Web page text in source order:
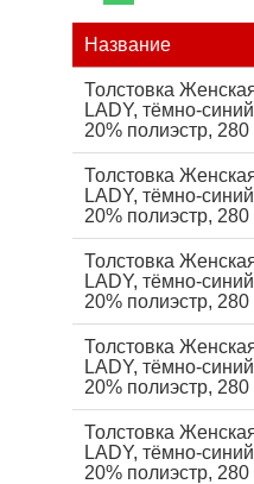
Название
Толстовка
LADY, тёмно-
20% полиэстр, 280
Толстовка
LADY, тёмно-
20% полиэстр, 280
Толстовка
LADY, тёмно-
20% полиэстр, 280
Толстовка
LADY, тёмно-
20% полиэстр, 280
Толстовка
LADY, тёмно-
20% полиэстр, 280